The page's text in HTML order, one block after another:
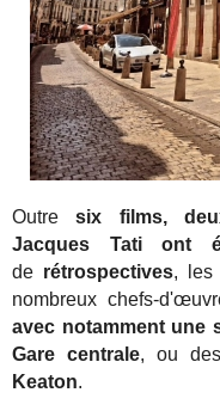
Outre six films,
Jacques Tati ont
de rétrospectives, les
nombreux chefs-
avec notamment une
Gare centrale, ou
Keaton.